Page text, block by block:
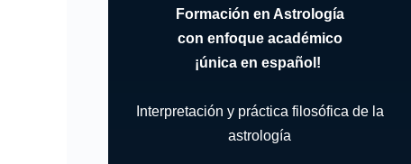
Formación en Astrología
con enfoque académico
¡única en español!
Interpretación y práctica filosófica de la
astrología